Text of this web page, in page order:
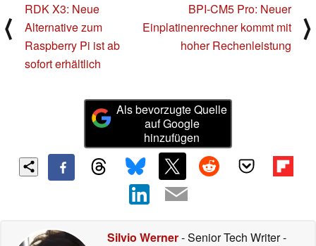
⟨
RDK X3: Neue
Alternative zum
Raspberry Pi ist ab
sofort erhältlich
BPI-CM5 Pro: Neuer
Einplatinenrechner kommt mit
hoher Rechenleistung
⟩
Als bevorzugte Quelle
auf Google
hinzufügen
Silvio Werner- Senior Tech Writer-